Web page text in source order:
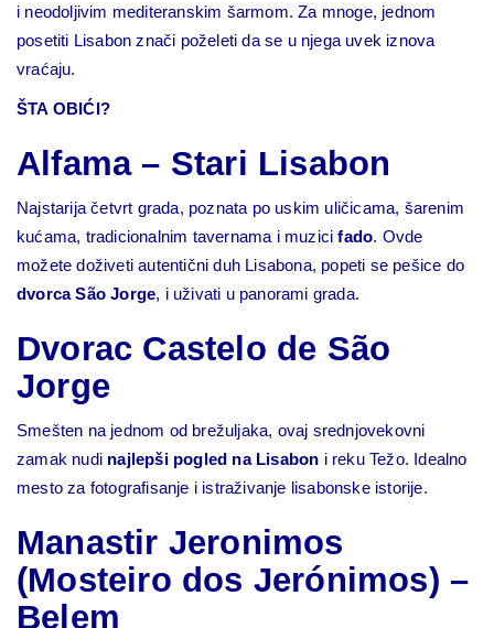
i neodoljivim mediteranskim šarmom. Za mnoge, jednom
posetiti Lisabon znači poželeti da se u njega uvek iznova
vraćaju.
ŠTA OBIĆI?
Alfama – Stari Lisabon
Najstarija četvrt grada, poznata po uskim uličicama, šarenim
kućama, tradicionalnim tavernama i muzicifado. Ovde
možete doživeti autentični duh Lisabona, popeti se pešice do
dvorca São Jorge, i uživati u panorami grada.
Dvorac Castelo de São
Jorge
Smešten na jednom od brežuljaka, ovaj srednjovekovni
zamak nudi najlepši pogled na Lisabon i reku Težo. Idealno
mesto za fotografisanje i istraživanje lisabonske istorije.
Manastir Jeronimos
(Mosteiro dos Jerónimos) –
Belem